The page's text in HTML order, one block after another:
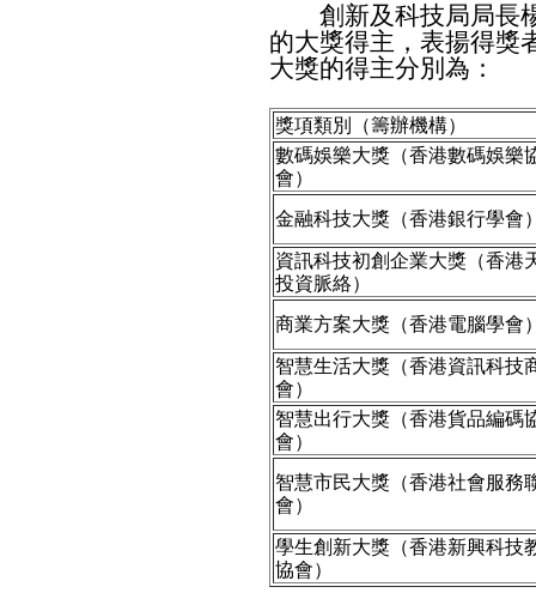
創新及科技局局長楊
的大獎得主，表揚得獎
大獎的得主分別為：
獎項類別（籌辦機構）
數碼娛樂大獎（香港數碼娛樂
會）
金融科技大獎（香港銀行學會
資訊科技初創企業大獎（香港
投資脈絡）
商業方案大獎（香港電腦學會
智慧生活大獎（香港資訊科技
會）
智慧出行大獎（香港貨品編碼
會）
智慧市民大獎（香港社會服務
會）
學生創新大獎（香港新興科技
協會）